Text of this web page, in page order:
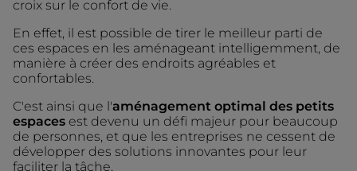
croix sur le confort de vie.
En effet, il est possible de tirer le meilleur parti de
ces espaces en les aménageant intelligemment, de
manière à créer des endroits agréables et
confortables.
C'est ainsi que l'aménagement optimal des petits
espaces est devenu un défi majeur pour beaucoup
de personnes, et que les entreprises ne cessent de
développer des solutions innovantes pour leur
faciliter la tâche.